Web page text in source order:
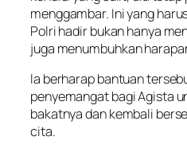
menggambar. Ini yang
Polri hadir bukan hanya
juga menumbuhkan
Ia berharap bantuan
penyemangat bagi Agista
bakatnya dan kembali
cita.